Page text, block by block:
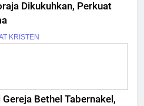
Dikukuhkan, Perkuat
KRISTEN
Bethel Tabernakel,